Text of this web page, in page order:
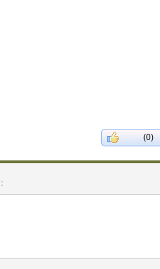
(0)